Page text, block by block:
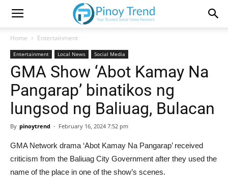
Home Entertainment
Entertainment Local News Social Media
GMA Show ‘Abot Kamay Na
Pangarap’ binatikos ng
lungsod ng Baliuag, Bulacan
By pinoytrend - February 16, 2024 7:52 pm
GMA Network drama ‘Abot Kamay Na Pangarap’ received
criticism from the Baliuag City Government after they used the
name of the place in one of the show’s scenes.